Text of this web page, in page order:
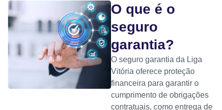
O que é o
seguro
garantia?
O seguro garantia da Liga
Vitória oferece proteção
financeira para garantir o
cumprimento de obrigações
contratuais, como entrega de